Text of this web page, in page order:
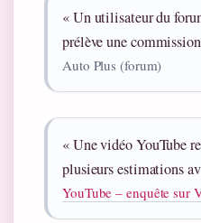
« Un utilisateur du
prélève une
Auto Plus (forum)
« Une vidéo YouTube
plusieurs estimations
YouTube – enquête sur